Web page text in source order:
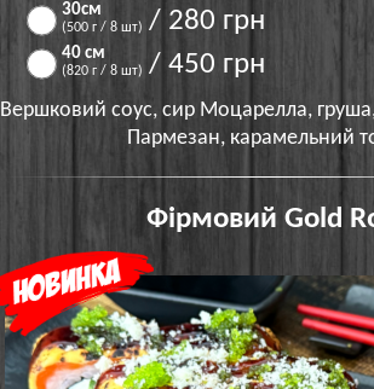
30см
(500 г / 8 шт) / 280 грн
40 см
(820 г / 8 шт) / 450 грн
Вершковий соус, сир Моцарелла,
Пармезан, карамельний
Фірмовий Gold